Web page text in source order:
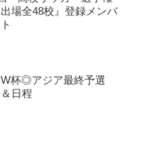
場全48校』登録メンバ
W杯◎アジア最終予選
日程